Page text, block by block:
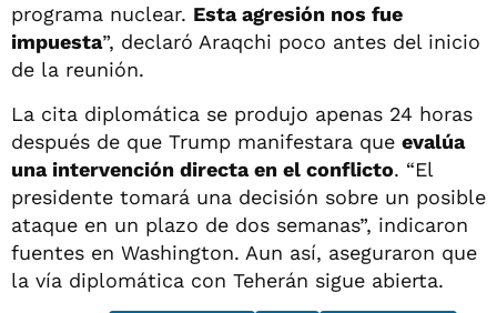
programa nuclear. Esta agresión nos fue
impuesta”, declaró Araqchi poco antes del inicio
de la reunión.
La cita diplomática se produjo apenas 24 horas
después de que Trump manifestara que evalúa
una intervención directa en el conflicto. “El
presidente tomará una decisión sobre un posible
ataque en un plazo de dos semanas”, indicaron
fuentes en Washington. Aun así, aseguraron que
la vía diplomática con Teherán sigue abierta.